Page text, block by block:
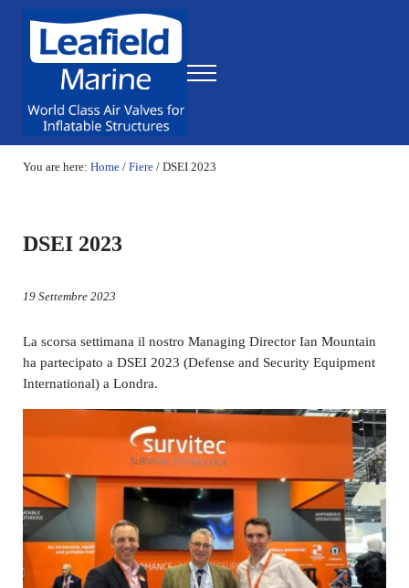
Leafield Marine
Menu
You are here: Home / Fiere /DSEI 2023
DSEI 2023
19 Settembre 2023
La scorsa settimana il nostro Managing Director Ian Mountain
ha partecipato a DSEI 2023 (Defense and Security Equipment
International) a Londra.